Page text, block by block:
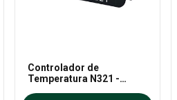
Controlador de
Temperatura N321 -